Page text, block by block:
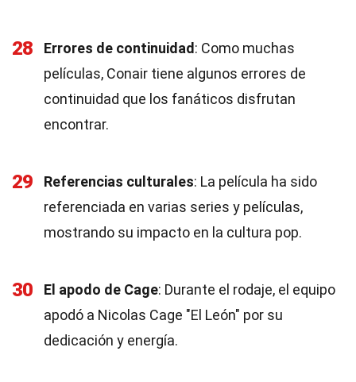
28 Errores de continuidad : Como muchas
películas, Conair tiene algunos errores de
continuidad que los fanáticos disfrutan
encontrar.
29 Referencias culturales: La película ha sido
referenciada en varias series y películas,
mostrando su impacto en la cultura pop.
30 El apodo de Cage: Durante el rodaje, el equipo
apodó a Nicolas Cage "El León" por su
dedicación y energía.